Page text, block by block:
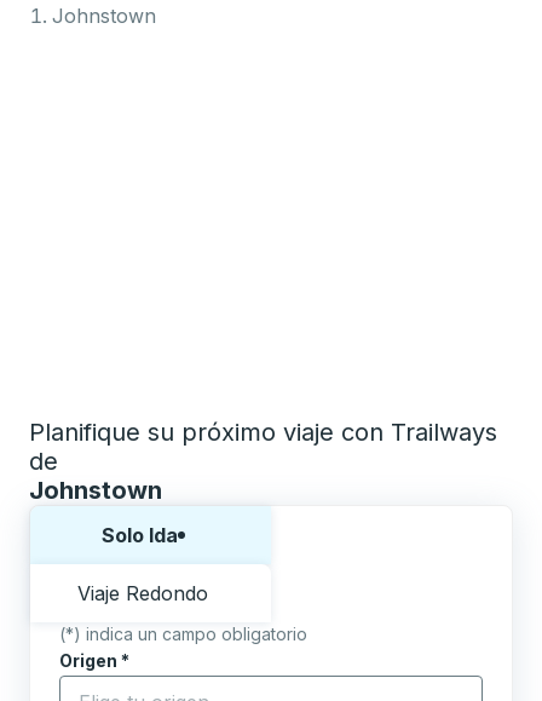
Johnstown
Planifique su próximo viaje con Trailways
de
Johnstown
Solo Ida
Viaje Redondo
(*) indica un campo obligatorio
Origen *
Comience a escribir la ciudad de origen para abrir